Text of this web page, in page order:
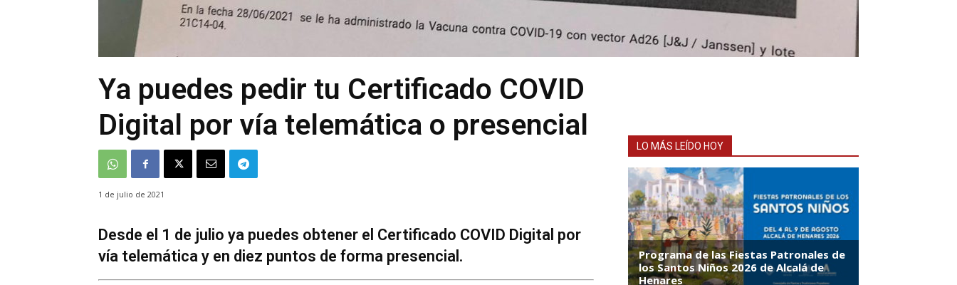
Ya puedes pedir tu Certificado COVID
Digital por vía telemática o presencial
1 de julio de 2021
Desde el 1 de julio ya puedes obtener el Certificado COVID Digital por
vía telemática y en diez puntos de forma presencial.
LO MÁS LEÍDO HOY